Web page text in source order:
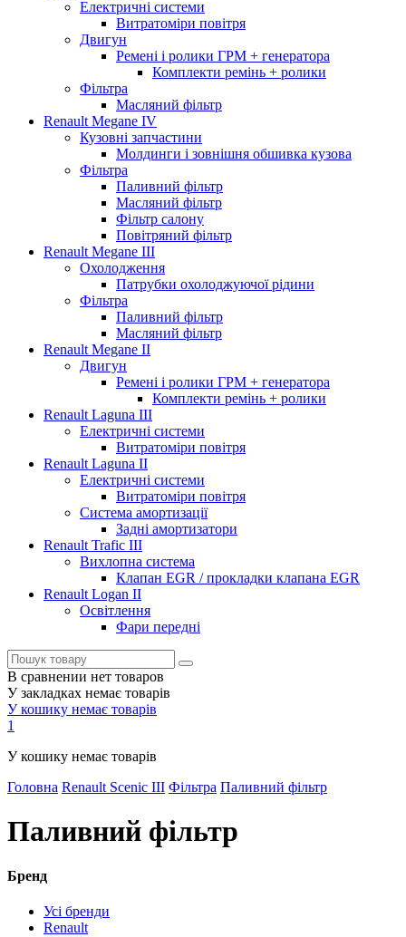
Електричні системи
Витратоміри повітря
Двигун
Ремені і ролики ГРМ + генератора
Комплекти ремінь + ролики
Фільтра
Масляний фільтр
Renault Megane IV
Кузовні запчастини
Молдинги і зовнішня обшивка кузова
Фільтра
Паливний фільтр
Масляний фільтр
Фільтр салону
Повітряний фільтр
Renault Megane III
Охолодження
Патрубки охолоджуючої рідини
Фільтра
Паливний фільтр
Масляний фільтр
Renault Megane II
Двигун
Ремені і ролики ГРМ + генератора
Комплекти ремінь + ролики
Renault Laguna III
Електричні системи
Витратоміри повітря
Renault Laguna II
Електричні системи
Витратоміри повітря
Система амортизації
Задні амортизатори
Renault Trafic III
Вихлопна система
Клапан EGR / прокладки клапана EGR
Renault Logan II
Освітлення
Фари передні
В сравнении нет товаров
У закладках немає товарів
У кошику немає товарів
1
У кошику немає товарів
Головна Renault Scenic III Фільтра Паливний фільтр
Паливний фільтр
Бренд
Усі бренди
Renault